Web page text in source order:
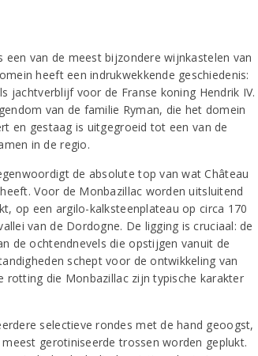
een van de meest bijzondere wijnkastelen van
heeft een indrukwekkende geschiedenis:
jachtverblijf voor de Franse koning Hendrik IV.
van de familie Ryman, die het domein
en gestaag is uitgegroeid tot een van de
in de regio.
de absolute top van wat Château
Voor de Monbazillac worden uitsluitend
op een argilo-kalksteenplateau op circa 170
van de Dordogne. De ligging is cruciaal: de
de ochtendnevels die opstijgen vanuit de
schept voor de ontwikkeling van
rotting die Monbazillac zijn typische karakter
selectieve rondes met de hand geoogst,
gerotiniseerde trossen worden geplukt.